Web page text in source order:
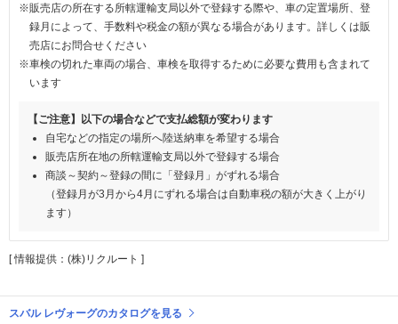
※販売店の所在する所轄運輸支局以外で登録する際や、車の定置場所、登
録月によって、手数料や税金の額が異なる場合があります。詳しくは販
売店にお問合せください
※車検の切れた車両の場合、車検を取得するために必要な費用も含まれて
います
【ご注意】以下の場合などで支払総額が変わります
自宅などの指定の場所へ陸送納車を希望する場合
販売店所在地の所轄運輸支局以外で登録する場合
商談～契約～登録の間に「登録月」がずれる場合
（登録月が3月から4月にずれる場合は自動車税の額が大きく上がり
ます）
[ 情報提供：(株)リクルート ]
スバル レヴォーグのカタログを見る